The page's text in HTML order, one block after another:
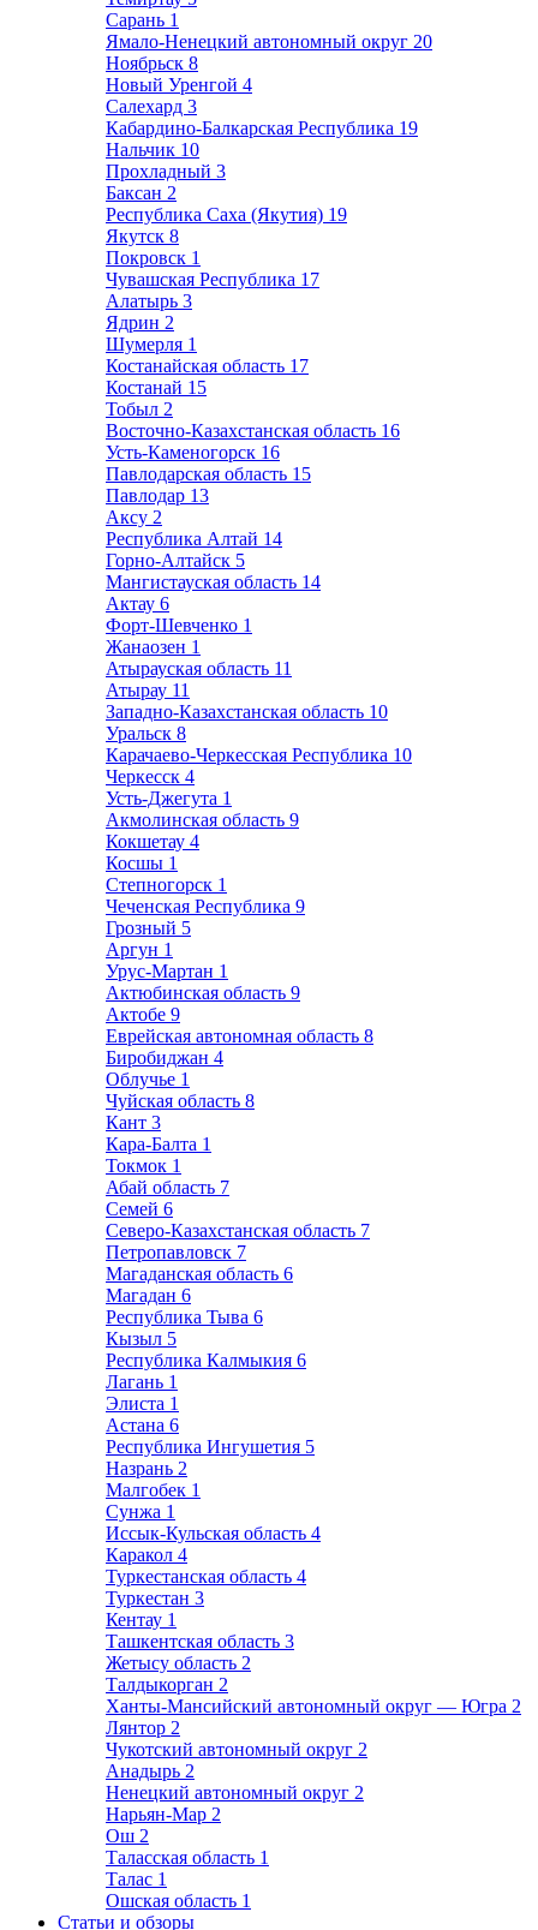
Сарань 1
Ямало-Ненецкий автономный округ 20
Ноябрьск 8
Новый Уренгой 4
Салехард 3
Кабардино-Балкарская Республика 19
Нальчик 10
Прохладный 3
Баксан 2
Республика Саха (Якутия) 19
Якутск 8
Покровск 1
Чувашская Республика 17
Алатырь 3
Ядрин 2
Шумерля 1
Костанайская область 17
Костанай 15
Тобыл 2
Восточно-Казахстанская область 16
Усть-Каменогорск 16
Павлодарская область 15
Павлодар 13
Аксу 2
Республика Алтай 14
Горно-Алтайск 5
Мангистауская область 14
Актау 6
Форт-Шевченко 1
Жанаозен 1
Атырауская область 11
Атырау 11
Западно-Казахстанская область 10
Уральск 8
Карачаево-Черкесская Республика 10
Черкесск 4
Усть-Джегута 1
Акмолинская область 9
Кокшетау 4
Косшы 1
Степногорск 1
Чеченская Республика 9
Грозный 5
Аргун 1
Урус-Мартан 1
Актюбинская область 9
Актобе 9
Еврейская автономная область 8
Биробиджан 4
Облучье 1
Чуйская область 8
Кант 3
Кара-Балта 1
Токмок 1
Абай область 7
Семей 6
Северо-Казахстанская область 7
Петропавловск 7
Магаданская область 6
Магадан 6
Республика Тыва 6
Кызыл 5
Республика Калмыкия 6
Лагань 1
Элиста 1
Астана 6
Республика Ингушетия 5
Назрань 2
Малгобек 1
Сунжа 1
Иссык-Кульская область 4
Каракол 4
Туркестанская область 4
Туркестан 3
Кентау 1
Ташкентская область 3
Жетысу область 2
Талдыкорган 2
Ханты-Мансийский автономный округ — Югра 2
Лянтор 2
Чукотский автономный округ 2
Анадырь 2
Ненецкий автономный округ 2
Нарьян-Мар 2
Ош 2
Таласская область 1
Талас 1
Ошская область 1
Статьи и обзоры